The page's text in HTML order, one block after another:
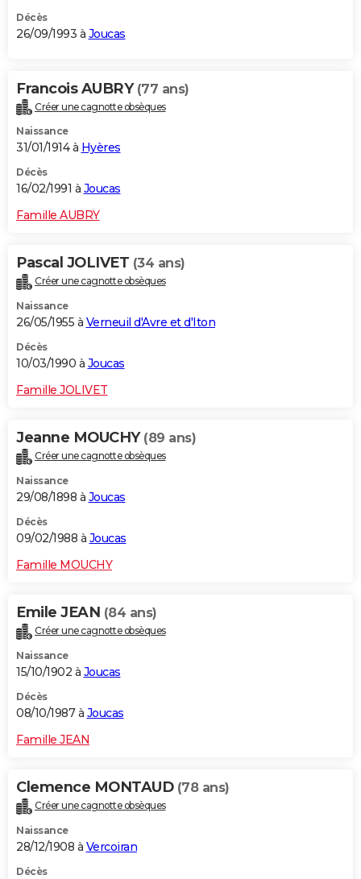
Décès
26/09/1993 à Joucas
Francois AUBRY (77 ans)
Créer une cagnotte obsèques
Naissance
31/01/1914 à Hyères
Décès
16/02/1991 à Joucas
Famille AUBRY
Pascal JOLIVET (34 ans)
Créer une cagnotte obsèques
Naissance
26/05/1955 à Verneuil d'Avre et d'Iton
Décès
10/03/1990 à Joucas
Famille JOLIVET
Jeanne MOUCHY (89 ans)
Créer une cagnotte obsèques
Naissance
29/08/1898 à Joucas
Décès
09/02/1988 à Joucas
Famille MOUCHY
Emile JEAN (84 ans)
Créer une cagnotte obsèques
Naissance
15/10/1902 à Joucas
Décès
08/10/1987 à Joucas
Famille JEAN
Clemence MONTAUD (78 ans)
Créer une cagnotte obsèques
Naissance
28/12/1908 à Vercoiran
Décès